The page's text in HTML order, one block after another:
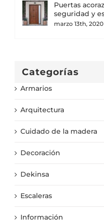
Puertas
seguridad y
marzo 13th, 2020
Categorías
Armarios
Arquitectura
Cuidado de la madera
Decoración
Dekinsa
Escaleras
Información